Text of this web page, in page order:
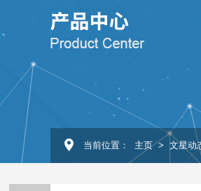
当前位置： 主页 > 文星动